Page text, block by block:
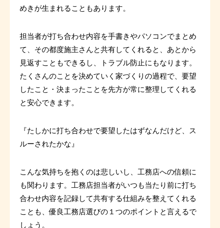
めきが生まれることもあります。
担当者が打ち合わせ内容を手書きやパソコンでまとめ
て、その都度施主さんと共有してくれると、あとから
見返すこともできるし、トラブル防止にもなります。
たくさんのことを決めていく家づくりの過程で、要望
したこと・決まったことを先方が常に整理してくれる
と安心できます。
『たしかに打ち合わせで要望したはずなんだけど、ス
ルーされたかな』
こんな気持ちを抱くのは悲しいし、工務店への信頼に
も関わります。工務店担当者がいつも当たり前に打ち
合わせ内容を記録して共有する仕組みを整えてくれる
ことも、優良工務店選びの１つのポイントと言えるで
しょう。